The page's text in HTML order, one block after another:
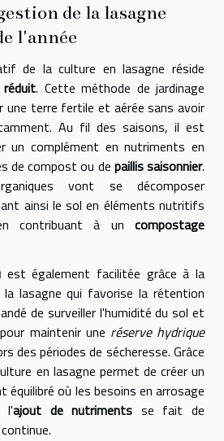
de la lasagne
l'année
de la culture en lasagne réside
. Cette méthode de jardinage
une terre fertile et aérée sans avoir
Au fil des saisons, il est
un complément en nutriments en
de compost ou de paillis saisonnier.
vont se décomposer
ainsi le sol en éléments nutritifs
contribuant à un compostage
est également facilitée grâce à la
lasagne qui favorise la rétention
de surveiller l'humidité du sol et
maintenir une réserve hydrique
des périodes de sécheresse. Grâce
en lasagne permet de créer un
équilibré où les besoins en arrosage
l'ajout de nutriments se fait de